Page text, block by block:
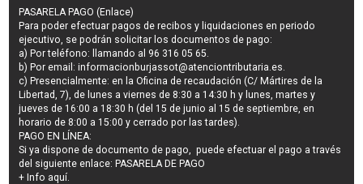
PASARELA PAGO (Enlace)
Para poder efectuar pagos derecibos y liquidaciones en periodo
ejecutivo, se podrán solicitar los documentos de pago:
a) Por teléfono: llamando al 96 316 05 65.
b) Por email:informacionburjassot@atenciontributaria.es.
c) Presencialmente: en la Oficina de recaudación (C/ Mártires de la
Libertad, 7), de lunes a viernes de 8:30 a 14:30 h y lunes, martes y
jueves de 16:00 a 18:30 h (del 15 de junio al 15 de septiembre, en
horario de 8:00 a 15:00 y cerrado por las tardes).
PAGO EN LÍNEA:
Si ya dispone de documento de pago, puede efectuar el pago a través
del siguiente enlace:PASARELA DE PAGO
+ Info aquí.